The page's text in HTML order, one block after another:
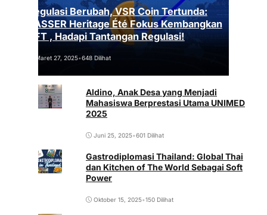
Regulasi Berubah, VSR Coin Tertunda:
VASSER Heritage Été Fokus Kembangkan
NFT , Hadapi Tantangan Regulasi!
Maret 27, 2025•648 Dilihat
Aldino, Anak Desa yang Menjadi
Mahasiswa Berprestasi Utama UNIMED
2025
Juni 25, 2025•601 Dilihat
Gastrodiplomasi Thailand: Global Thai
dan Kitchen of The World Sebagai Soft
Power
Oktober 15, 2025•150 Dilihat